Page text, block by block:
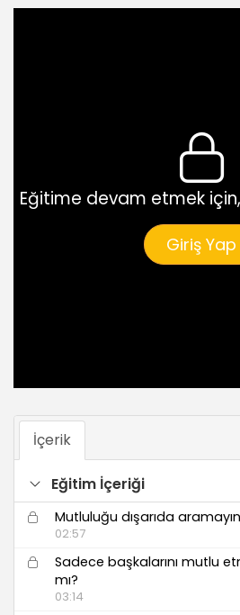
Eğitime devam etmek
Giriş Yap
İçerik
Eğitim İçeriği
Mutluluğu dışarıda
02:57
Sadece başkalarını mutlu
mı?
03:14